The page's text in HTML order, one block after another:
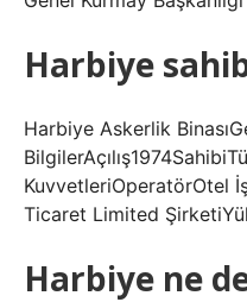
Harbiye
Harbiye Askerlik
KuvvetleriOperatörOtel
Ticaret Limited
Harbiye ne